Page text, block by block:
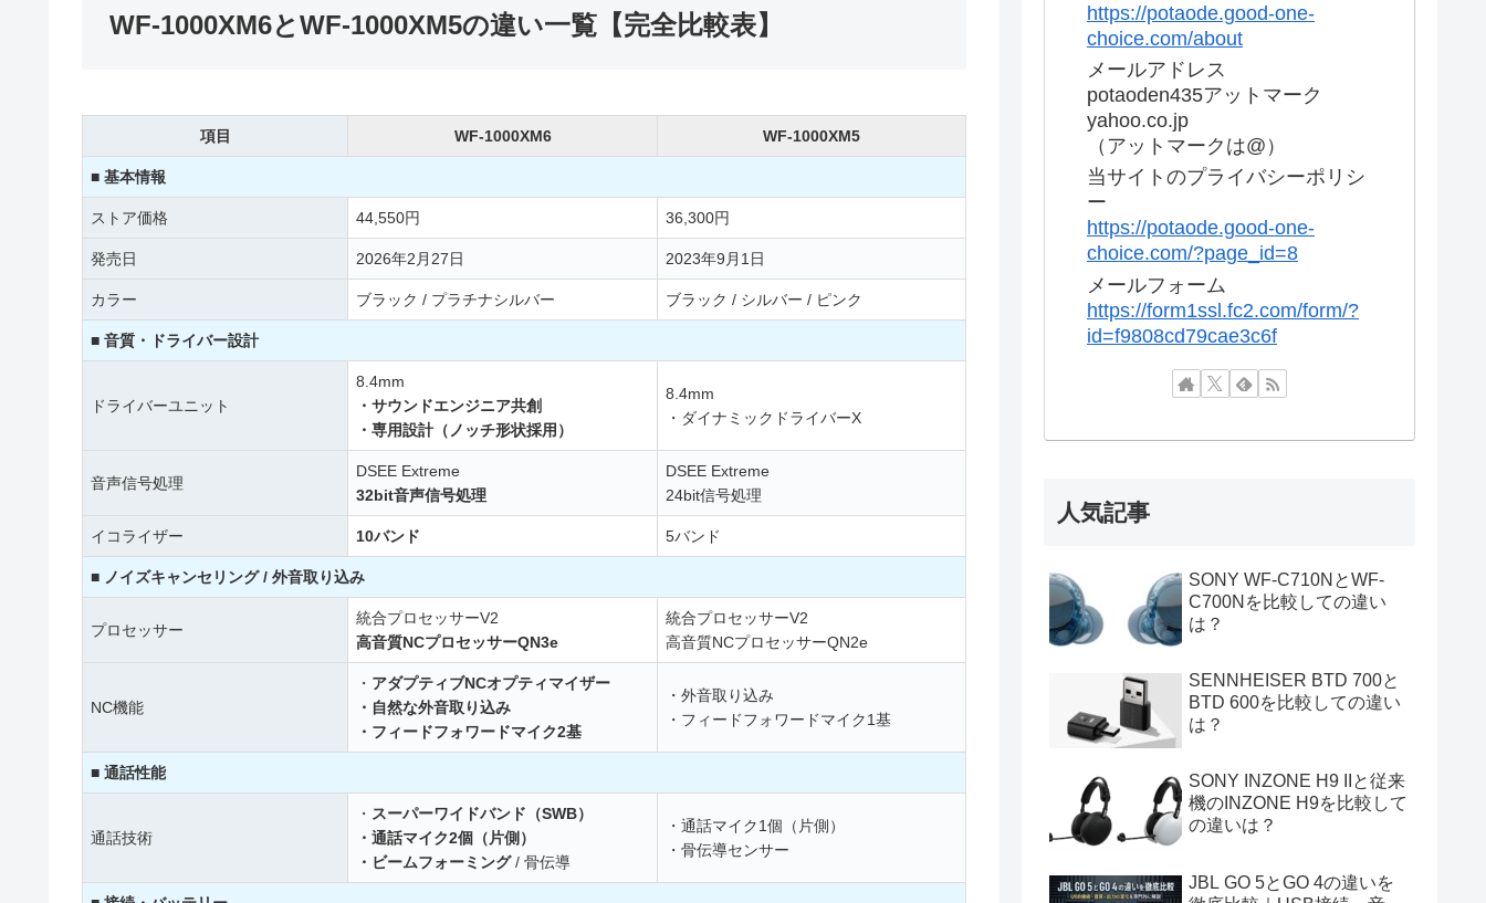
WF-1000XM6とWF-1000XM5の違い一覧【完全比較表】
項目 WF-1000XM6 WF-1000XM5
■ 基本情報
ストア価格 44,550円 36,300円
発売日 2026年2月27日 2023年9月1日
カラー ブラック / プラチナシルバー ブラック / シルバー / ピンク
■ 音質・ドライバー設計
ドライバーユニット
8.4mm
・サウンドエンジニア共創
・専用設計（ノッチ形状採用）
8.4mm
・ダイナミックドライバーX
音声信号処理
DSEE Extreme
32bit音声信号処理
DSEE Extreme
24bit信号処理
イコライザー 10バンド 5バンド
■ ノイズキャンセリング / 外音取り込み
プロセッサー
統合プロセッサーV2
高音質NCプロセッサーQN3e
統合プロセッサーV2
高音質NCプロセッサーQN2e
NC機能
・ アダプティブNCオプティマイザー
・自然な外音取り込み
・フィードフォワードマイク2基
・外音取り込み
・フィードフォワードマイク1基
■ 通話性能
通話技術
・ スーパーワイドバンド（SWB）
・通話マイク2個（片側）
・ビームフォーミング/ 骨伝導
・通話マイク1個（片側）
・骨伝導センサー
https://potaode.good-one-
choice.com/about
メールアドレス
potaoden435アットマーク
yahoo.co.jp
（アットマークは@）
当サイトのプライバシーポリシ
ー
https://potaode.good-one-
choice.com/?page_id=8
メールフォーム
https://form1ssl.fc2.com/form/?
id=f9808cd79cae3c6f
人気記事
SONY WF-C710NとWF-
C700Nを比較しての違い
は？
SENNHEISER BTD 700と
BTD 600を比較しての違い
は？
SONY INZONE H9 IIと従来
機のINZONE H9を比較して
の違いは？
JBL GO 5とGO 4の違いを